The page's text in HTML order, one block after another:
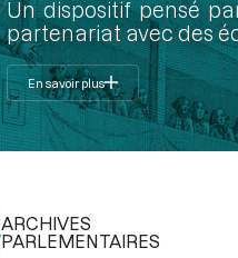
Un dispositif pensé
partenariat avec des
En savoir plus
ARCHIVES
PARLEMENTAIRES